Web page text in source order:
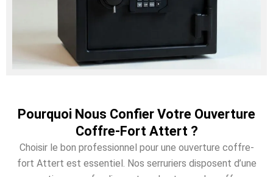
Pourquoi Nous Confier Votre Ouverture
Coffre-Fort Attert ?
Choisir le bon professionnel pour une ouverture coffre-
fort Attert est essentiel. Nos serruriers disposent d’une